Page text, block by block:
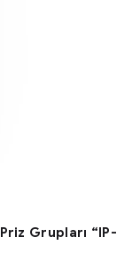
Grupları “IP-